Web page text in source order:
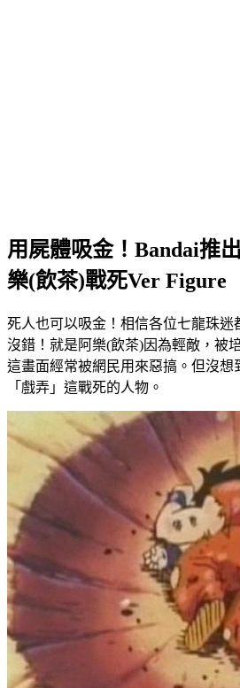
用屍體吸金！Bandai推
樂(飲茶)戰死Ver Figure
死人也可以吸金！相信各位七龍珠迷
沒錯！就是阿樂(飲茶)因為輕敵，被
這畫面經常被網民用來惡搞。但沒想
「戲弄」這戰死的人物。